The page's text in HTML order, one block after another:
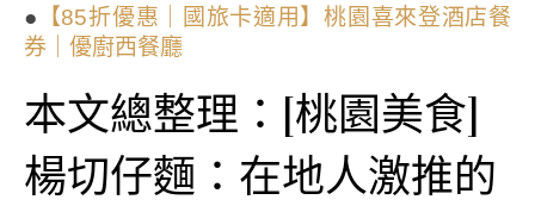
● 【85折優惠｜國旅卡適用】桃園喜來登酒店餐
券｜優廚西餐廳
本文總整理：[桃園美食]
楊切仔麵：在地人激推的